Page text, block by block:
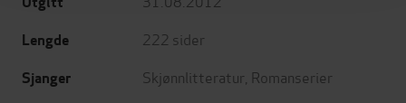
Lengde 222 sider
Sjanger Skjønnlitteratur Romanserier